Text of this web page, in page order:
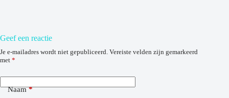
Geef een reactie
Je e-mailadres wordt niet gepubliceerd. Vereiste velden zijn gemarkeerd
met *
Naam*